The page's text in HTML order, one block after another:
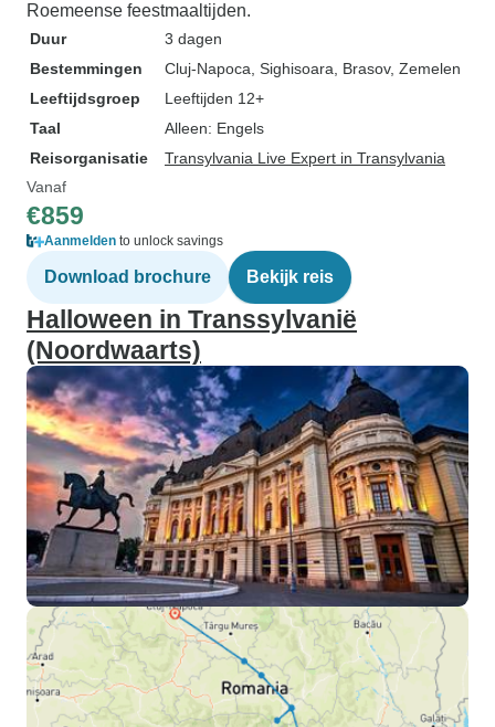
Roemeense feestmaaltijden.
Duur
3 dagen
Bestemmingen
Cluj-Napoca , Sighisoara , Brasov, Zemelen
Leeftijdsgroep
Leeftijden 12+
Taal
Alleen: Engels
Reisorganisatie
Transylvania Live Expert in Transylvania
Vanaf
€859
Aanmelden to unlock savings
Download brochure Bekijk reis
Halloween in Transsylvanië
(Noordwaarts)